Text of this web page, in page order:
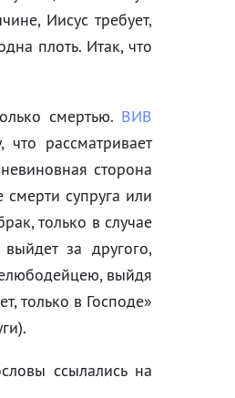
Иисус требует,
плоть. Итак, что
смертью. ВИВ
рассматривает
сторона
смерти супруга или
только в случае
за другого,
выйдя
только в Господе»
ссылались на